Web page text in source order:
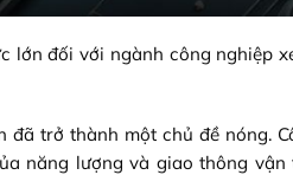
đối với ngành công nghiệp
trở thành một chủ đề nóng.
năng lượng và giao thông vận